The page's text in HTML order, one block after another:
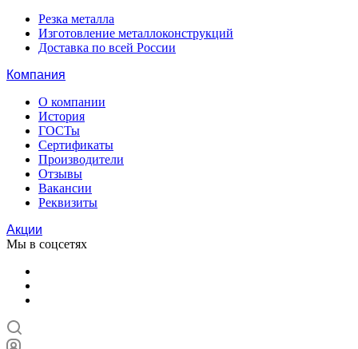
Резка металла
Изготовление металлоконструкций
Доставка по всей России
Компания
О компании
История
ГОСТы
Сертификаты
Производители
Отзывы
Вакансии
Реквизиты
Акции
Мы в соцсетях